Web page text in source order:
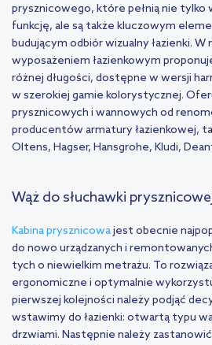
prysznicowego, które pełnią nie tylko
funkcję, ale są także kluczowym
budującym odbiór wizualny łazienki. W
wyposażeniem łazienkowym
różnej długości, dostępne w wersji
w szerokiej gamie kolorystycznej.
prysznicowych i wannowych od
producentów armatury łazienkowej,
Oltens, Hagser, Hansgrohe, Kludi,
Wąż do słuchawki
Kabina prysznicowajest obecnie
do nowo urządzanych i
tych o niewielkim metrażu. To
ergonomiczne i optymalnie
pierwszej kolejności należy podjąć
wstawimy do łazienki: otwartą typu
drzwiami. Następnie należy